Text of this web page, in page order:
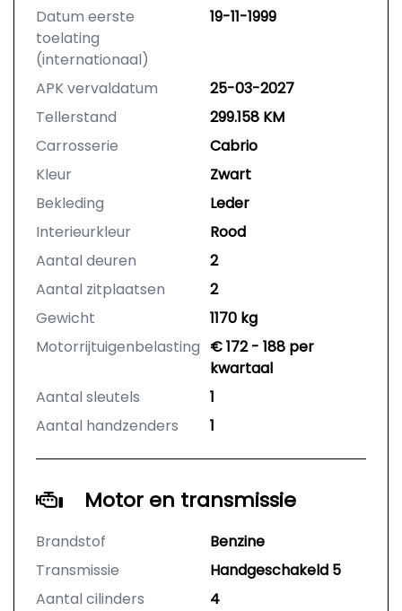
Datum eerste
toelating
(internationaal)
19-11-1999
APK vervaldatum
25-03-2027
Tellerstand
299.158 KM
Carrosserie
Cabrio
Kleur
Zwart
Bekleding
Leder
Interieurkleur
Rood
Aantal deuren
2
Aantal zitplaatsen
2
Gewicht
1170 kg
Motorrijtuigenbelasting € 172 - 188 per
kwartaal
Aantal sleutels
1
Aantal handzenders
1
Motor en transmissie
Brandstof
Benzine
Transmissie
Handgeschakeld 5
Aantal cilinders
4